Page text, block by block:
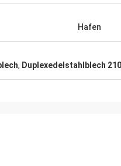
Hafen
, Duplexedelstahlblech